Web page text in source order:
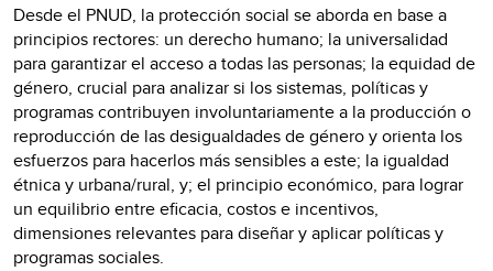
Desde el PNUD, la protección social se aborda en base a
principios rectores: un derecho humano; la universalidad
para garantizar el acceso a todas las personas; la equidad de
género, crucial para analizar si los sistemas, políticas y
programas contribuyen involuntariamente a la producción o
reproducción de las desigualdades de género y orienta los
esfuerzos para hacerlos más sensibles a este; la igualdad
étnica y urbana/rural, y; el principio económico, para lograr
un equilibrio entre eficacia, costos e incentivos,
dimensiones relevantes para diseñar y aplicar políticas y
programas sociales.